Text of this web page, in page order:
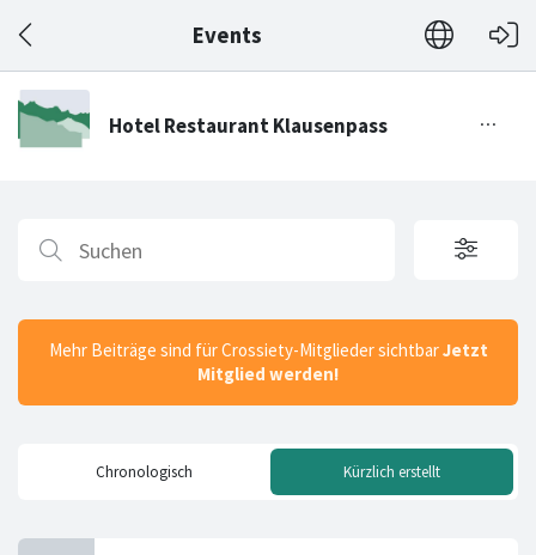
Events
Mehr Beiträge sind für Crossiety-Mitglieder sichtbarJetzt
Mitglied werden!
Chronologisch Kürzlich erstellt